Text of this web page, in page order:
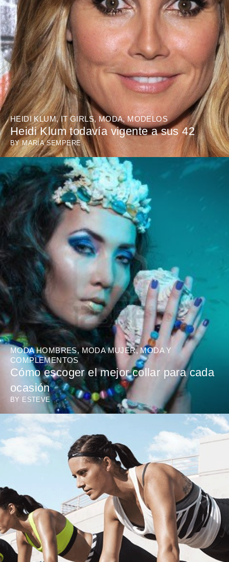
HEIDI KLUM,IT GIRLS, MODA,MODELOS
Heidi Klum todavía vigente a sus 42
BYMARÍA SEMPERE
MODA HOMBRES, MODA MUJER,MODA Y
COMPLEMENTOS
Cómo escoger el mejor collar para cada
ocasión
BY ESTEVE